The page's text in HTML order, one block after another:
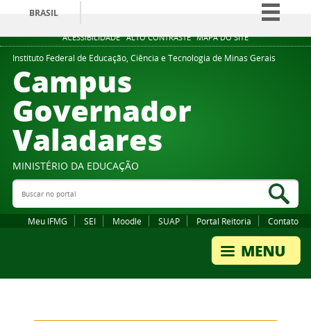
ACESSIBILIDADE ALTO CONTRASTE MAPA DO SITE
BRASIL
Simplifique!
Comunica BR
Instituto Federal de Educação, Ciência e Tecnologia de Minas Gerais
Campus
Governador
Valadares
MINISTÉRIO DA EDUCAÇÃO
Buscar no portal
Meu IFMG SEI Moodle SUAP Portal Reitoria Contato